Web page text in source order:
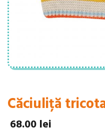
Căciuliță
68.00 lei